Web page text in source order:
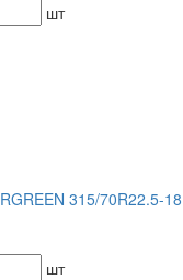
шт
315/70R22.5-
шт